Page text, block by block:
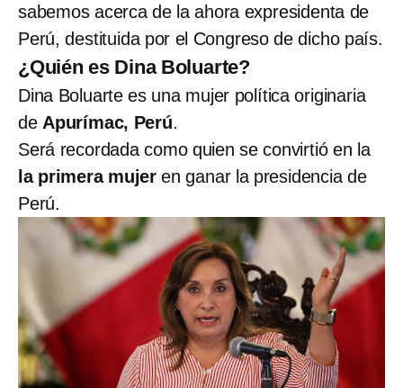
sabemos acerca de la ahora expresidenta de
Perú, destituida por el Congreso de dicho país.
¿Quién es Dina Boluarte?
Dina Boluarte es una mujer política originaria
de Apurímac, Perú.
Será recordada como quien se convirtió en la
la primera mujeren ganar la presidencia de
Perú.